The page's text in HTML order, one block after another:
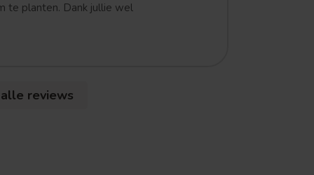
te planten. Dank jullie wel
reviews